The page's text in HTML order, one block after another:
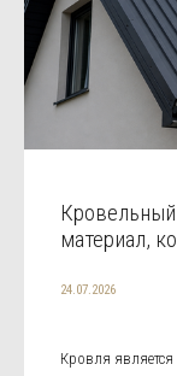
материал,
24.07.2026
Кровля